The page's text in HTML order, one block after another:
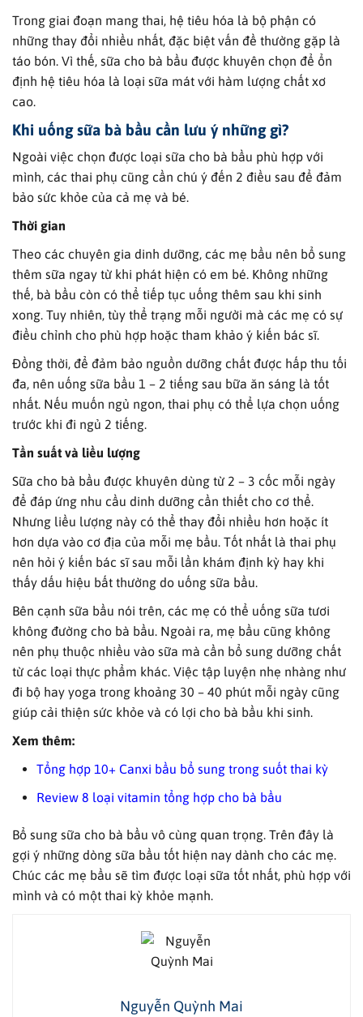
Trong giai đoạn mang thai, hệ tiêu hóa là bộ phận có
những thay đổi nhiều nhất, đặc biệt vấn đề thường gặp là
táo bón. Vì thế, sữa cho bà bầu được khuyên chọn để ổn
định hệ tiêu hóa là loại sữa mát với hàm lượng chất xơ
cao.
Khi uống sữa bà bầu cần lưu ý những gì?
Ngoài việc chọn được loại sữa cho bà bầu phù hợp với
mình, các thai phụ cũng cần chú ý đến 2 điều sau để đảm
bảo sức khỏe của cả mẹ và bé.
Thời gian
Theo các chuyên gia dinh dưỡng, các mẹ bầu nên bổ sung
thêm sữa ngay từ khi phát hiện có em bé. Không những
thế, bà bầu còn có thể tiếp tục uống thêm sau khi sinh
xong. Tuy nhiên, tùy thể trạng mỗi người mà các mẹ có sự
điều chỉnh cho phù hợp hoặc tham khảo ý kiến bác sĩ.
Đồng thời, để đảm bảo nguồn dưỡng chất được hấp thu tối
đa, nên uống sữa bầu 1 – 2 tiếng sau bữa ăn sáng là tốt
nhất. Nếu muốn ngủ ngon, thai phụ có thể lựa chọn uống
trước khi đi ngủ 2 tiếng.
Tần suất và liều lượng
Sữa cho bà bầu được khuyên dùng từ 2 – 3 cốc mỗi ngày
để đáp ứng nhu cầu dinh dưỡng cần thiết cho cơ thể.
Nhưng liều lượng này có thể thay đổi nhiều hơn hoặc ít
hơn dựa vào cơ địa của mỗi mẹ bầu. Tốt nhất là thai phụ
nên hỏi ý kiến bác sĩ sau mỗi lần khám định kỳ hay khi
thấy dấu hiệu bất thường do uống sữa bầu.
Bên cạnh sữa bầu nói trên, các mẹ có thể uống sữa tươi
không đường cho bà bầu. Ngoài ra, mẹ bầu cũng không
nên phụ thuộc nhiều vào sữa mà cần bổ sung dưỡng chất
từ các loại thực phẩm khác. Việc tập luyện nhẹ nhàng như
đi bộ hay yoga trong khoảng 30 – 40 phút mỗi ngày cũng
giúp cải thiện sức khỏe và có lợi cho bà bầu khi sinh.
Xem thêm:
Tổng hợp 10+ Canxi bầu bổ sung trong suốt thai kỳ
Review 8 loại vitamin tổng hợp cho bà bầu
Bổ sung sữa cho bà bầu vô cùng quan trọng. Trên đây là
gợi ý những dòng sữa bầu tốt hiện nay dành cho các mẹ.
Chúc các mẹ bầu sẽ tìm được loại sữa tốt nhất, phù hợp với
mình và có một thai kỳ khỏe mạnh.
Nguyễn Quỳnh Mai